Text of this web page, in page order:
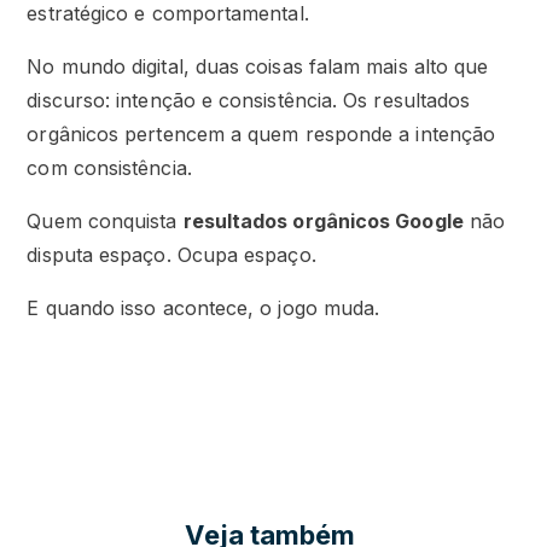
estratégico e comportamental.
No mundo digital, duas coisas falam mais alto que
discurso: intenção e consistência. Os resultados
orgânicos pertencem a quem responde a intenção
com consistência.
Quem conquista resultados orgânicos Googlenão
disputa espaço. Ocupa espaço.
E quando isso acontece, o jogo muda.
Veja também